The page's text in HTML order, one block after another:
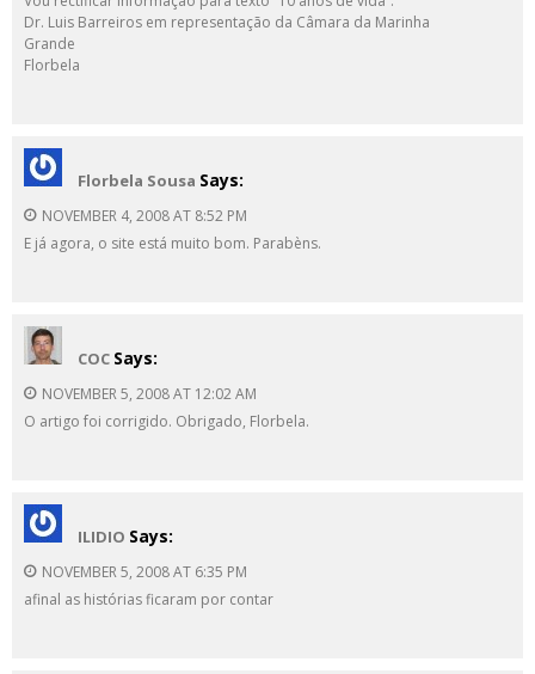
Dr. Luis Barreiros em representação da Câmara da Marinha
Grande
Florbela
Florbela Sousa Says:
NOVEMBER 4, 2008 AT 8:52 PM
E já agora, o site está muito bom. Parabèns.
COC Says:
NOVEMBER 5, 2008 AT 12:02 AM
O artigo foi corrigido. Obrigado, Florbela.
ILIDIO Says:
NOVEMBER 5, 2008 AT 6:35 PM
afinal as histórias ficaram por contar